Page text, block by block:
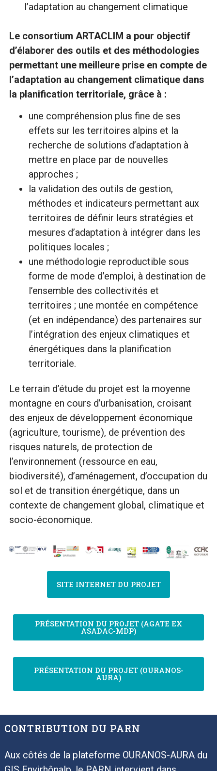
l’adaptation au changement climatique
Le consortium ARTACLIM a pour objectif
d’élaborer des outils et des méthodologies
permettant une meilleure prise en compte de
l’adaptation au changement climatique dans
la planification territoriale, grâce à :
une compréhension plus fine de ses
effets sur les territoires alpins et la
recherche de solutions d’adaptation à
mettre en place par de nouvelles
approches ;
la validation des outils de gestion,
méthodes et indicateurs permettant aux
territoires de définir leurs stratégies et
mesures d’adaptation à intégrer dans les
politiques locales ;
une méthodologie reproductible sous
forme de mode d’emploi, à destination de
l’ensemble des collectivités et
territoires ; une montée en compétence
(et en indépendance) des partenaires sur
l’intégration des enjeux climatiques et
énergétiques dans la planification
territoriale.
Le terrain d’étude du projet est la moyenne
montagne en cours d’urbanisation, croisant
des enjeux de développement économique
(agriculture, tourisme), de prévention des
risques naturels, de protection de
l’environnement (ressource en eau,
biodiversité), d’aménagement, d’occupation du
sol et de transition énergétique, dans un
contexte de changement global, climatique et
socio-économique.
SITE INTERNET DU PROJET
PRÉSENTATION DU PROJET (AGATE EX
ASADAC-MDP)
PRÉSENTATION DU PROJET (OURANOS-
AURA)
CONTRIBUTION DU PARN
Aux côtés de la plateforme OURANOS-AURA du